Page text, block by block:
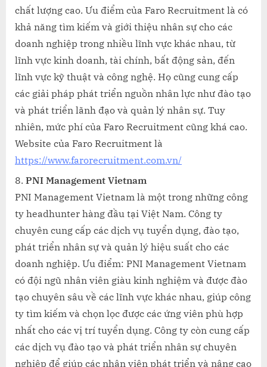
chất lượng cao. Ưu điểm của Faro Recruitment là có
khả năng tìm kiếm và giới thiệu nhân sự cho các
doanh nghiệp trong nhiều lĩnh vực khác nhau, từ
lĩnh vực kinh doanh, tài chính, bất động sản, đến
lĩnh vực kỹ thuật và công nghệ. Họ cũng cung cấp
các giải pháp phát triển nguồn nhân lực như đào tạo
và phát triển lãnh đạo và quản lý nhân sự. Tuy
nhiên, mức phí của Faro Recruitment cũng khá cao.
Website của Faro Recruitment là
https://www.farorecruitment.com.vn/
PNI Management Vietnam
PNI Management Vietnam là một trong những công
ty headhunter hàng đầu tại Việt Nam. Công ty
chuyên cung cấp các dịch vụ tuyển dụng, đào tạo,
phát triển nhân sự và quản lý hiệu suất cho các
doanh nghiệp. Ưu điểm: PNI Management Vietnam
có đội ngũ nhân viên giàu kinh nghiệm và được đào
tạo chuyên sâu về các lĩnh vực khác nhau, giúp công
ty tìm kiếm và chọn lọc được các ứng viên phù hợp
nhất cho các vị trí tuyển dụng. Công ty còn cung cấp
các dịch vụ đào tạo và phát triển nhân sự chuyên
nghiệp để giúp các nhân viên phát triển và nâng cao